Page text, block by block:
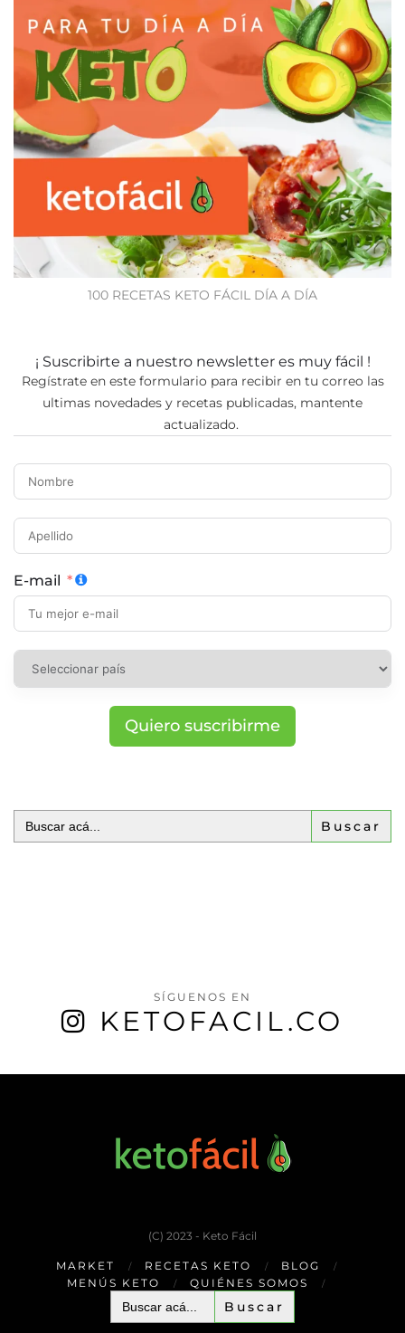
100 RECETAS KETO FÁCIL DÍA A DÍA
¡ Suscribirte a nuestro newsletter es muy fácil !
Regístrate en este formulario para recibir en tu correo las
ultimas novedades y recetas publicadas, mantente
actualizado.
E-mail
Quiero suscribirme
Buscar:
SÍGUENOS EN
KETOFACIL.CO
(C) 2023 - Keto Fácil
MARKET RECETAS KETO
BLOG
MENÚS KETO
QUIÉNES SOMOS
Buscar: